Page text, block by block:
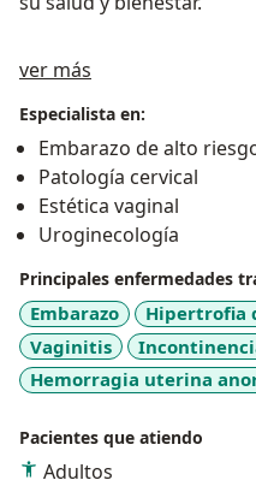
ver más
Especialista en:
Embarazo de alto
Patología cervical
Estética vaginal
Uroginecología
Principales enfermedades
Embarazo
Hipertrofia
Vaginitis
Hemorragia uterina
Pacientes que atiendo
Adultos